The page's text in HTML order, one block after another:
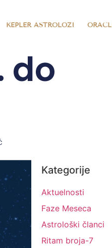
KEPLER ASTROLOZI
do
Kategorije
Aktuelnosti
Faze Meseca
Astrološki članci
Ritam broja-7